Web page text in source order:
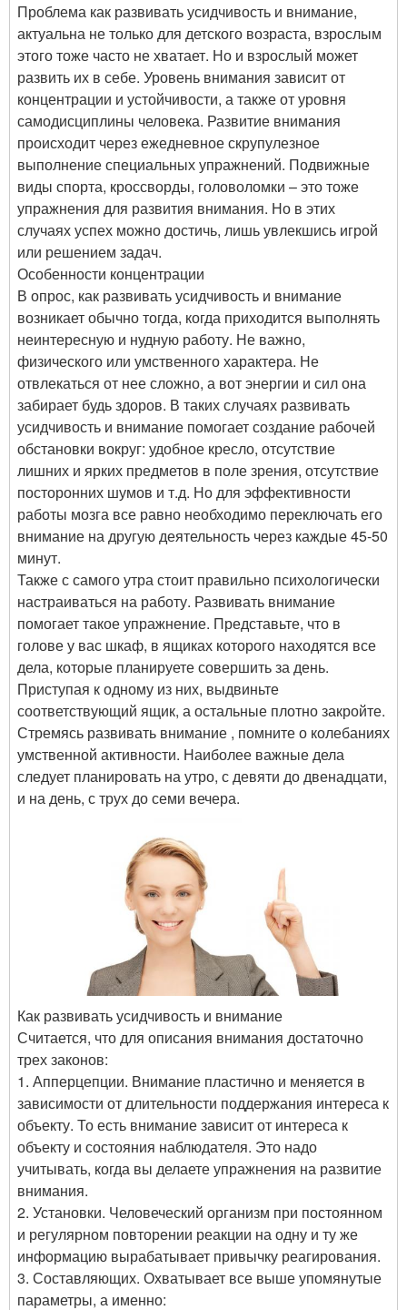
Проблема как развивать усидчивость и внимание,
актуальна не только для детского возраста, взрослым
этого тоже часто не хватает. Но и взрослый может
развить их в себе. Уровень внимания зависит от
концентрации и устойчивости, а также от уровня
самодисциплины человека. Развитие внимания
происходит через ежедневное скрупулезное
выполнение специальных упражнений. Подвижные
виды спорта, кроссворды, головоломки – это тоже
упражнения для развития внимания. Но в этих
случаях успех можно достичь, лишь увлекшись игрой
или решением задач.
Особенности концентрации
В опрос, как развивать усидчивость и внимание
возникает обычно тогда, когда приходится выполнять
неинтересную и нудную работу. Не важно,
физического или умственного характера. Не
отвлекаться от нее сложно, а вот энергии и сил она
забирает будь здоров. В таких случаях развивать
усидчивость и внимание помогает создание рабочей
обстановки вокруг: удобное кресло, отсутствие
лишних и ярких предметов в поле зрения, отсутствие
посторонних шумов и т.д. Но для эффективности
работы мозга все равно необходимо переключать его
внимание на другую деятельность через каждые 45-50
минут.
Также с самого утра стоит правильно психологически
настраиваться на работу. Развивать внимание
помогает такое упражнение. Представьте, что в
голове у вас шкаф, в ящиках которого находятся все
дела, которые планируете совершить за день.
Приступая к одному из них, выдвиньте
соответствующий ящик, а остальные плотно закройте.
Стремясь развивать внимание , помните о колебаниях
умственной активности. Наиболее важные дела
следует планировать на утро, с девяти до двенадцати,
и на день, с трух до семи вечера.
Как развивать усидчивость и внимание
Считается, что для описания внимания достаточно
трех законов:
1. Апперцепции. Внимание пластично и меняется в
зависимости от длительности поддержания интереса к
объекту. То есть внимание зависит от интереса к
объекту и состояния наблюдателя. Это надо
учитывать, когда вы делаете упражнения на развитие
внимания.
2. Установки. Человеческий организм при постоянном
и регулярном повторении реакции на одну и ту же
информацию вырабатывает привычку реагирования.
3. Составляющих. Охватывает все выше упомянутые
параметры, а именно: